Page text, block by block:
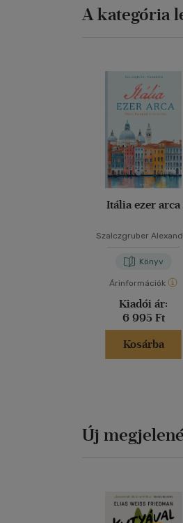
A kategória
Itália ezer arca
Szalczgruber
Könyv
Árinformációk
Kiadói ár:
6 995 Ft
Kosárba
Új